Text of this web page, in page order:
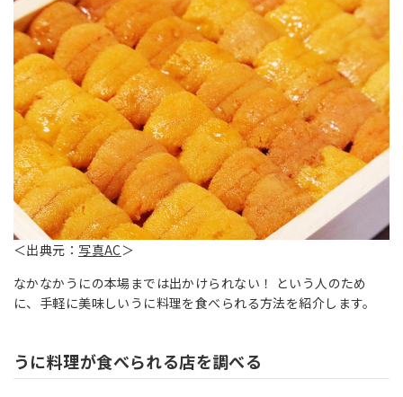
＜出典元： 写真AC＞
なかなかうにの本場までは出かけられない！ という人のため
に、手軽に美味しいうに料理を食べられる方法を紹介します。
うに料理が食べられる店を調べる